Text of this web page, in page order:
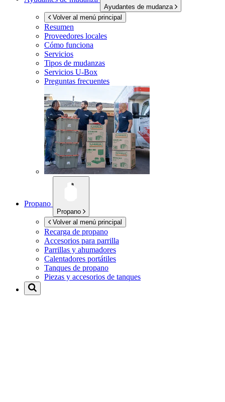
Ayudantes de mudanza
Volver al menú principal
Resumen
Proveedores locales
Cómo funciona
Servicios
Tipos de mudanzas
Servicios U-Box
Preguntas frecuentes
Propano
Propano
Volver al menú principal
Recarga de propano
Accesorios para parrilla
Parrillas y ahumadores
Calentadores portátiles
Tanques de propano
Piezas y accesorios de tanques